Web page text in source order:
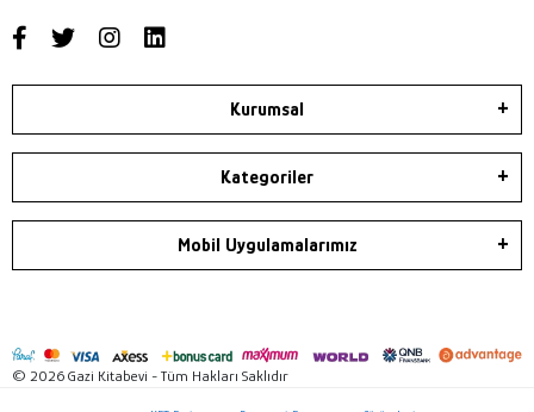
Kurumsal
Kategoriler
Mobil Uygulamalarımız
© 2026 Gazi Kitabevi - Tüm Hakları Saklıdır